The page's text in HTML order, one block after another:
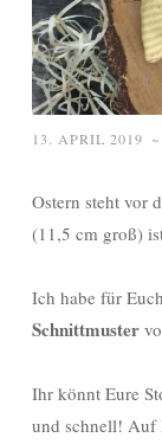
13. APRIL 2019 ~
Ostern steht vor
(11,5 cm groß)
Ich habe für
Schnittmuster
Ihr könnt Eure
und schnell! Auf